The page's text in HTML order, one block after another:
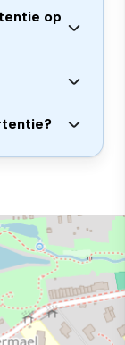
op